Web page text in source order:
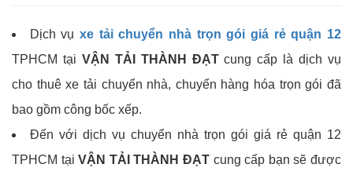
Dịch vụxe tải chuyển nhà trọn gói giá rẻ quận 12
TPHCM tại VẬN TẢI THÀNH ĐẠTcung cấp là dịch vụ
cho thuê xe tải chuyển nhà, chuyển hàng hóa trọn gói đã
bao gồm công bốc xếp.
Đến với dịch vụ chuyển nhà trọn gói giá rẻ quận 12
TPHCM tạiVẬN TẢI THÀNH ĐẠT cung cấp bạn sẽ được